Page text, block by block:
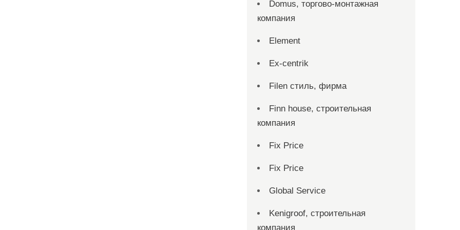
Domus, торгово-монтажная
компания
Element
Ex-centrik
Filen стиль, фирма
Finn house, строительная
компания
Fix Price
Fix Price
Global Service
Kenigroof, строительная
компания